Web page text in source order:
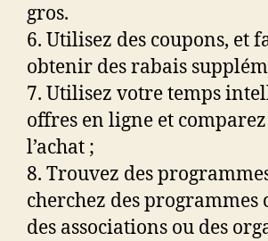
gros.
6. Utilisez des coupons, et
obtenir des rabais
7. Utilisez votre temps
offres en ligne et
l’achat ;
8. Trouvez des
cherchez des
des associations ou des